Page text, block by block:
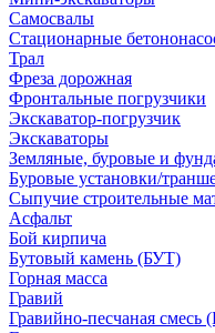
Самосвалы
Стационарные
Трал
Фреза дорожная
Фронтальные погрузчики
Экскаватор-погрузчик
Экскаваторы
Земляные, буровые и
Буровые установки/
Сыпучие строительные
Асфальт
Бой кирпича
Бутовый камень (БУТ)
Горная масса
Гравий
Гравийно-песчаная смесь